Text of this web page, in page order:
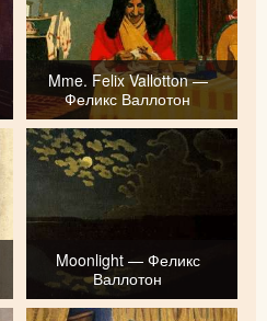
Mme. Felix Vallotton —
Феликс Валлотон
Moonlight — Феликс
Валлотон